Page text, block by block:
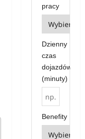
pracy
Dzienny
czas
dojazdów
(minuty)
Benefity